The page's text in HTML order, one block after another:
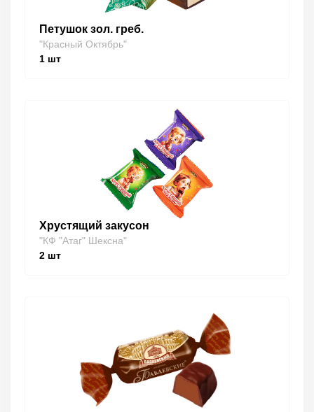
Петушок зол. греб.
"Красный Октябрь"
1 шт
Хрустящий закусон
"КФ "Атаг" Шексна"
2 шт